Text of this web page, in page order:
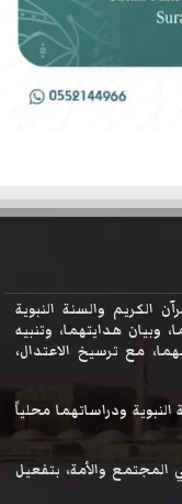
الكريم والسنة النبوية
هدايتهما، وتنبيه
مع ترسيخ الاعتدال،
النبوية ودراساتهما محلياً
المجتمع والأمة، بتفعيل